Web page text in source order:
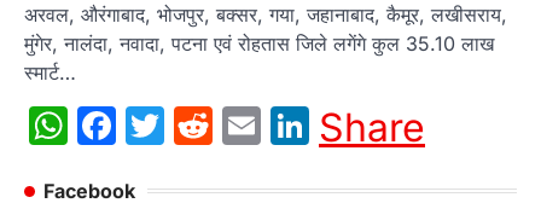
अरवल, औरंगाबाद, भोजपुर, बक्सर, गया, जहानाबाद, कैमूर, लखीसराय,
मुंगेर, नालंदा, नवादा, पटना एवं रोहतास जिले लगेंगे कुल 35.10 लाख
स्मार्ट…
WhatsApp
Facebook
Twitter
Reddit
EmailLinkedIn
Share
Facebook